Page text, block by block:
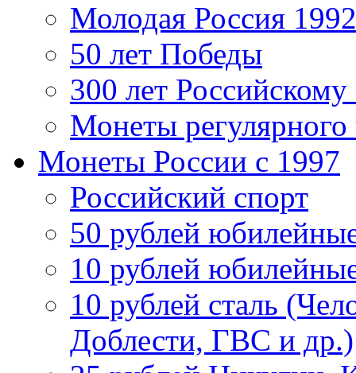
Молодая Россия
50 лет Победы
300 лет
Монеты
Монеты России c 1997
Российский спорт
50 рублей
10 рублей
10 рублей сталь
Доблести, ГВС и др.)